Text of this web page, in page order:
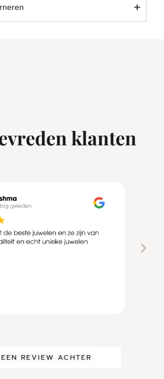
klanten
REVIEW ACHTER